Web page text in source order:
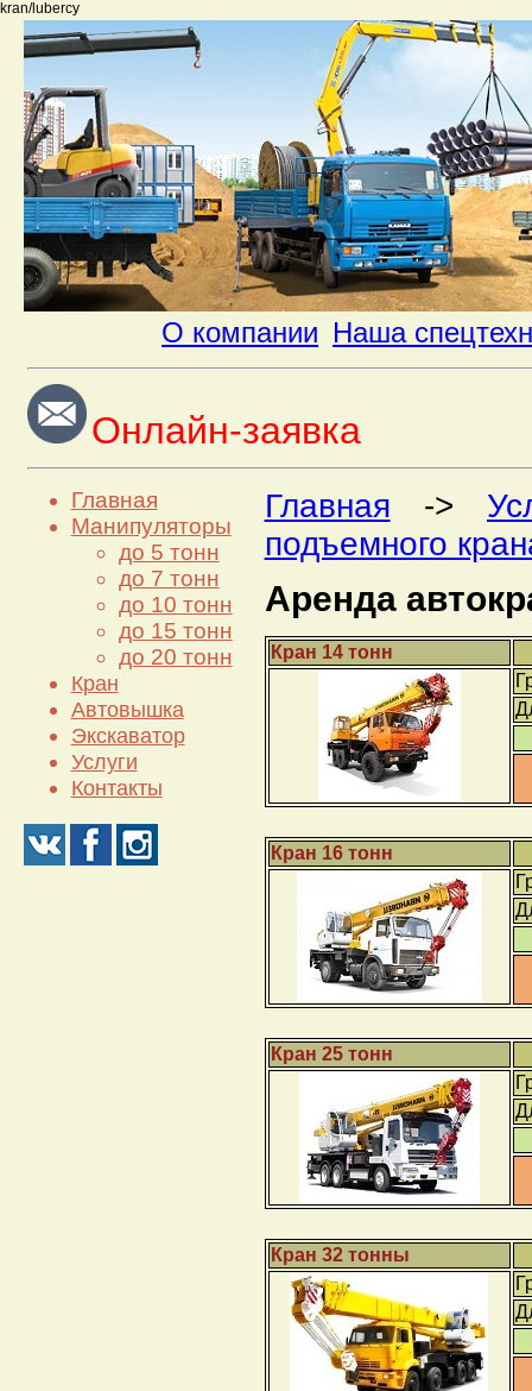
kran/lubercy
О компании Наша
Онлайн-заявка
Главная
Манипуляторы
до 5 тонн
до 7 тонн
до 10 тонн
до 15 тонн
до 20 тонн
Кран
Автовышка
Экскаватор
Услуги
Контакты
Главная ->
подъемного
Аренда
Кран 14 тонн
Кран 16 тонн
Кран 25 тонн
Кран 32 тонны